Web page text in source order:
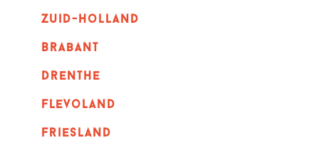
zuid-holland
Brabant
Drenthe
Flevoland
Friesland